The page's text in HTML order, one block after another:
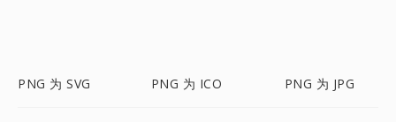
PNG 为 SVG PNG 为 ICO PNG 为 JPG